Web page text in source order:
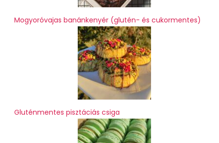
Mogyoróvajas banánkenyér (glutén- és cukormentes)
Gluténmentes pisztáciás csiga